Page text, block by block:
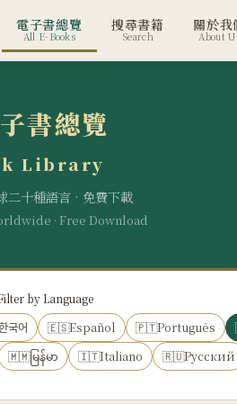
電子書總覽
All E-Books
搜尋書籍
Search
關於我
About
書總覽
Library
二十種語言 · 免費下載
· Free Download
by Language
어 🇪🇸Español 🇵🇹Português
🇲🇲မြန်မာ 🇮🇹Italiano 🇷🇺Русский